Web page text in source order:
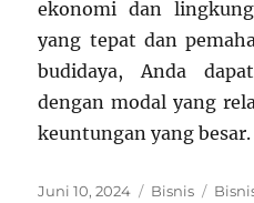
ekonomi dan
yang tepat dan
budidaya, Anda
dengan modal yang
keuntungan yang besar.
Posted
Juni 10, 2024 Categories
Bisnis Tags